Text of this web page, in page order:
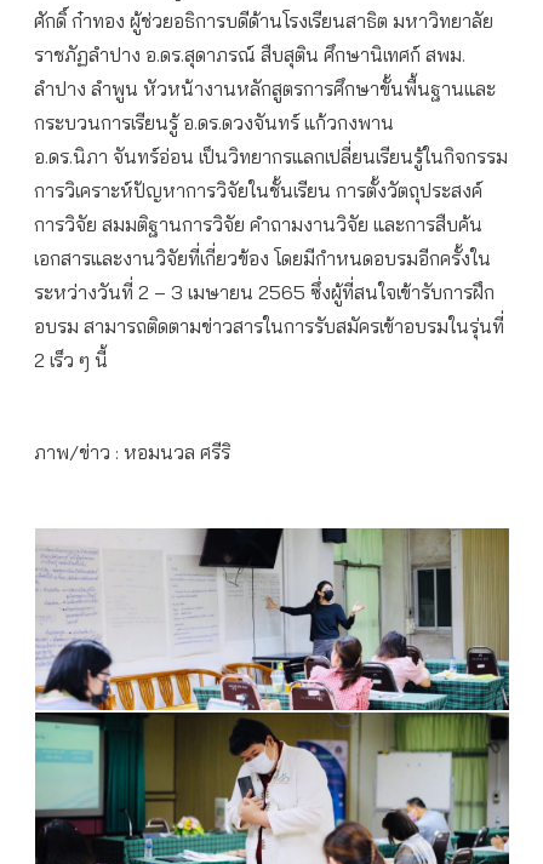
ศักดิ์ ก๋าทอง ผู้ช่วยอธิการบดีด้านโรงเรียนสาธิต มหาวิทยาลัย
ราชภัฏลำปาง อ.ดร.สุดาภรณ์ สืบสุติน ศึกษานิเทศก์ สพม.
ลำปาง ลำพูน หัวหน้างานหลักสูตรการศึกษาขั้นพื้นฐานและ
กระบวนการเรียนรู้ อ.ดร.ดวงจันทร์ แก้วกงพาน
อ.ดร.นิภา จันทร์อ่อน เป็นวิทยากรแลกเปลี่ยนเรียนรู้ในกิจกรรม
การวิเคราะห์ปัญหาการวิจัยในชั้นเรียน การตั้งวัตถุประสงค์
การวิจัย สมมติฐานการวิจัย คำถามงานวิจัย และการสืบค้น
เอกสารและงานวิจัยที่เกี่ยวข้อง โดยมีกำหนดอบรมอีกครั้งใน
ระหว่างวันที่ 2 – 3 เมษายน 2565 ซึ่งผู้ที่สนใจเข้ารับการฝึก
อบรม สามารถติดตามข่าวสารในการรับสมัครเข้าอบรมในรุ่นที่
2 เร็ว ๆ นี้
ภาพ/ข่าว : หอมนวล ศรีริ